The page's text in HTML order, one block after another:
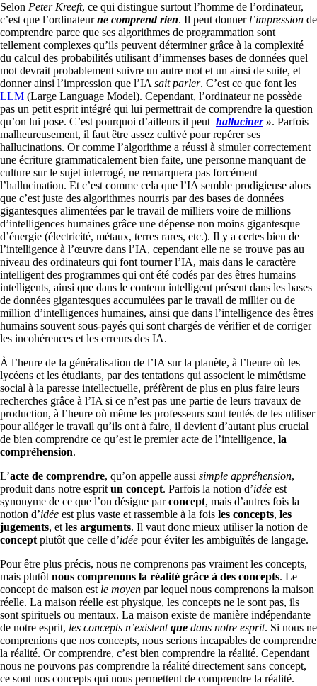
Selon Peter Kreeft, ce qui distingue surtout l’homme de l’ordinateur,
c’est que l’ordinateurne comprend rien. Il peut donner l’impression de
comprendre parce que ses algorithmes de programmation sont
tellement complexes qu’ils peuvent déterminer grâce à la complexité
du calcul des probabilités utilisant d’immenses bases de données quel
mot devrait probablement suivre un autre mot et un ainsi de suite, et
donner ainsi l’impression que l’IA sait parler. C’est ce que font les
LLM (Large Language Model). Cependant, l’ordinateur ne possède
pas un petit esprit intégré qui lui permettrait de comprendre la question
qu’on lui pose. C’est pourquoi d’ailleurs il peut halluciner». Parfois
malheureusement, il faut être assez cultivé pour repérer ses
hallucinations. Or comme l’algorithme a réussi à simuler correctement
une écriture grammaticalement bien faite, une personne manquant de
culture sur le sujet interrogé, ne remarquera pas forcément
l’hallucination. Et c’est comme cela que l’IA semble prodigieuse alors
que c’est juste des algorithmes nourris par des bases de données
gigantesques alimentées par le travail de milliers voire de millions
d’intelligences humaines grâce une dépense non moins gigantesque
d’énergie (électricité, métaux, terres rares, etc.). Il y a certes bien de
l’intelligence à l’œuvre dans l’IA, cependant elle ne se trouve pas au
niveau des ordinateurs qui font tourner l’IA, mais dans le caractère
intelligent des programmes qui ont été codés par des êtres humains
intelligents, ainsi que dans le contenu intelligent présent dans les bases
de données gigantesques accumulées par le travail de millier ou de
million d’intelligences humaines, ainsi que dans l’intelligence des êtres
humains souvent sous-payés qui sont chargés de vérifier et de corriger
les incohérences et les erreurs des IA.
À l’heure de la généralisation de l’IA sur la planète, à l’heure où les
lycéens et les étudiants, par des tentations qui associent le mimétisme
social à la paresse intellectuelle, préfèrent de plus en plus faire leurs
recherches grâce à l’IA si ce n’est pas une partie de leurs travaux de
production, à l’heure où même les professeurs sont tentés de les utiliser
pour alléger le travail qu’ils ont à faire, il devient d’autant plus crucial
de bien comprendre ce qu’est le premier acte de l’intelligence, la
compréhension.
L’acte de comprendre, qu’on appelle aussi simple appréhension,
produit dans notre esprit un concept. Parfois la notion d’idée est
synonyme de ce que l’on désigne parconcept, mais d’autres fois la
notion d’idée est plus vaste et rassemble à la fois les concepts, les
jugements, et les arguments. Il vaut donc mieux utiliser la notion de
concept plutôt que celle d’idée pour éviter les ambiguïtés de langage.
Pour être plus précis, nous ne comprenons pas vraiment les concepts,
mais plutôt nous comprenons la réalité grâce à des concepts. Le
concept de maison est le moyen par lequel nous comprenons la maison
réelle. La maison réelle est physique, les concepts ne le sont pas, ils
sont spirituels ou mentaux. La maison existe de manière indépendante
de notre esprit, les concepts n’existentque dans notre esprit. Si nous ne
comprenions que nos concepts, nous serions incapables de comprendre
la réalité. Or comprendre, c’est bien comprendre la réalité. Cependant
nous ne pouvons pas comprendre la réalité directement sans concept,
ce sont nos concepts qui nous permettent de comprendre la réalité.